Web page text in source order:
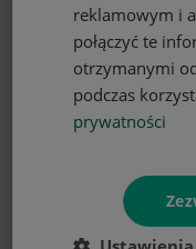
reklamowym i
połączyć te
otrzymanymi
podczas
prywatności